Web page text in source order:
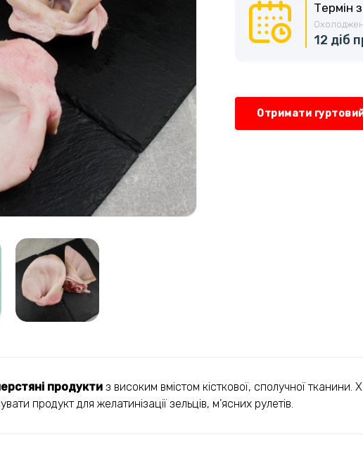
Термін
12 діб
Отримати
продукти з високим вмістом кісткової, сполучної тканини.
продукт для желатинізації зельців, м’ясних рулетів.